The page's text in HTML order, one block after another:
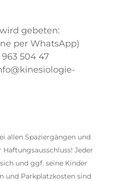
gebeten:
per WhatsApp)
504 47
allen Spaziergängen und
Jeder
und ggf. seine Kinder
und Parkplatzkosten sind